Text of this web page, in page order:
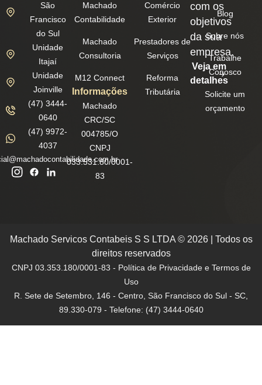
com os
objetivos
da sua
empresa.
Veja em
detalhes
São
Francisco
do Sul
Unidade
Itajaí
Unidade
Joinville
(47) 3444-
0640
(47) 9972-
4037
Machado
Contabilidade
Machado
Consultoria
M12 Connect
Informações
Machado
CRC/SC
004785/O
CNPJ
033.531.80/0001-
83
Comércio
Exterior
Prestadores de
Serviços
Reforma
Tributária
Blog
Sobre nós
Trabalhe
Conosco
Solicite um
orçamento
Machado Servicos Contabeis S S LTDA © 2026 | Todos os
direitos reservados
CNPJ 03.353.180/0001-83 - Política de Privacidade e Termos de
Uso
R. Sete de Setembro, 146 - Centro, São Francisco do Sul - SC,
89.330-079 - Telefone: (47) 3444-0640